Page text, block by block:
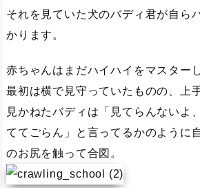
それを見ていた犬のバディ君が自ら
かります。
赤ちゃんはまだハイハイをマスター
最初は横で見守っていたものの、上
見かねたバディは「見てらんないよ
ててごらん」と言ってるかのように
のお尻を触って合図。